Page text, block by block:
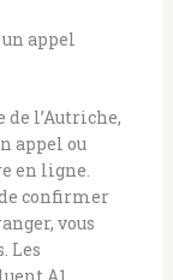
appel
de l’Autriche,
appel ou
en ligne.
confirmer
vous
Les